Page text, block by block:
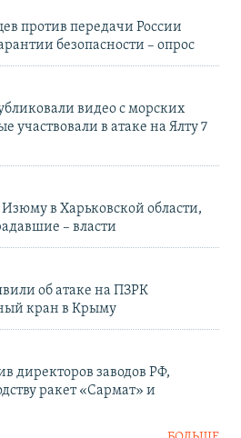
против передачи России
безопасности – опрос
видео с морских
участвовали в атаке на Ялту 7
в Харьковской области,
– власти
об атаке на ПЗРК
кран в Крыму
директоров заводов РФ,
ракет «Сармат» и